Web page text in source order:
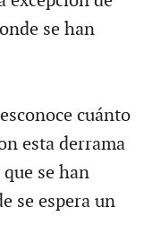
se han
cuánto
esta derrama
se han
se espera un